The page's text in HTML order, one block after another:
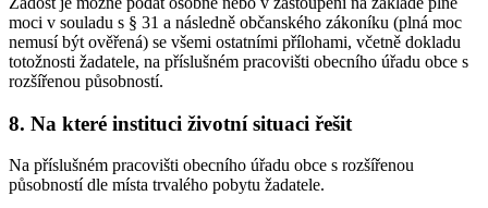
moci v souladu s § 31 a následně občanského zákoníku (plná moc
nemusí být ověřená) se všemi ostatními přílohami, včetně dokladu
totožnosti žadatele, na příslušném pracovišti obecního úřadu obce s
rozšířenou působností.
8. Na které instituci životní situaci řešit
Na příslušném pracovišti obecního úřadu obce s rozšířenou
působností dle místa trvalého pobytu žadatele.